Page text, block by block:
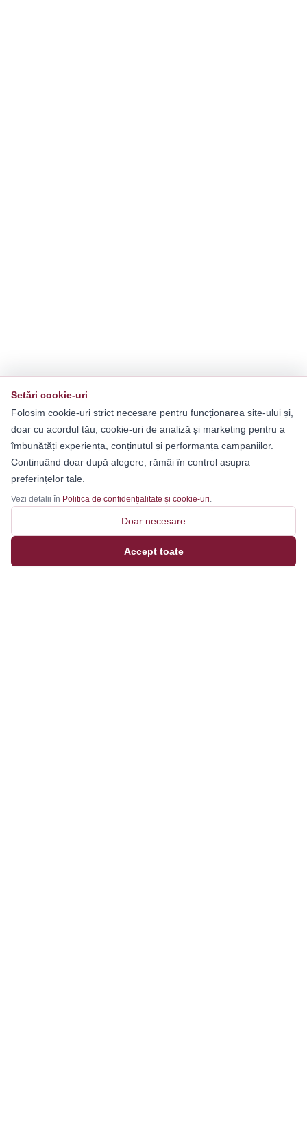
Setări cookie-uri
Folosim cookie-uri strict necesare pentru funcționarea site-ului și,
doar cu acordul tău, cookie-uri de analiză și marketing pentru a
îmbunătăți experiența, conținutul și performanța campaniilor.
Continuând doar după alegere, rămâi în control asupra
preferințelor tale.
Vezi detalii în Politica de confidențialitate și cookie-uri.
Doar necesare
Accept toate